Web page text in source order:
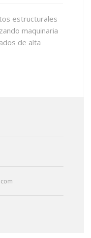
estructurales
maquinaria
de alta